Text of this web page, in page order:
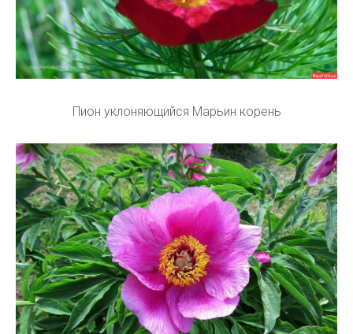
Пион уклоняющийся Марьин корень